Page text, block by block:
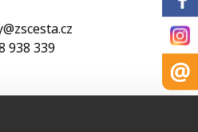
938 339